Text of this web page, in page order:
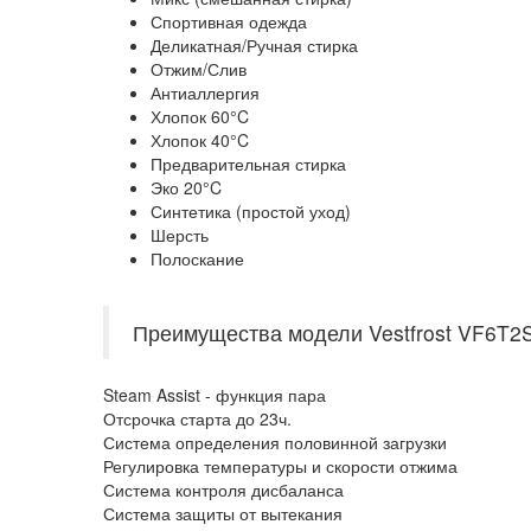
Спортивная одежда
Деликатная/Ручная стирка
Отжим/Слив
Антиаллергия
Хлопок 60°C
Хлопок 40°C
Предварительная стирка
Эко 20°C
Синтетика (простой уход)
Шерсть
Полоскание
Преимущества модели Vestfrost
Steam Assist - функция пара
Отсрочка старта до 23ч.
Система определения половинной загрузки
Регулировка температуры и скорости отжима
Система контроля дисбаланса
Система защиты от вытекания